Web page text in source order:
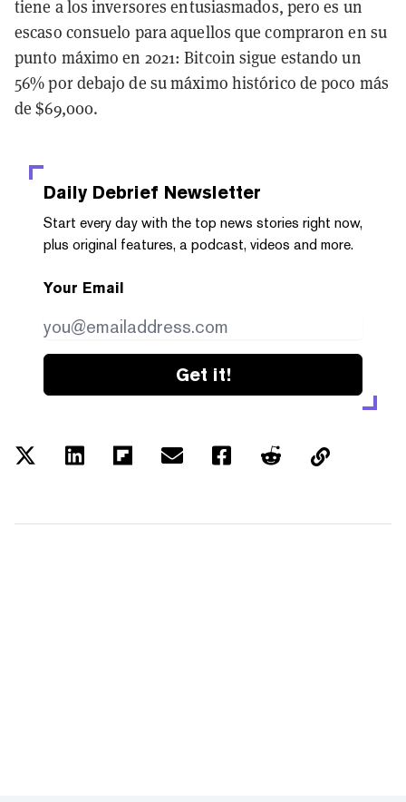
tiene a los inversores entusiasmados, pero es un
escaso consuelo para aquellos que compraron en su
punto máximo en 2021: Bitcoin sigue estando un
56% por debajo de su máximo histórico de poco más
de $69,000.
Daily Debrief Newsletter
Start every day with the top news stories right now,
plus original features, a podcast, videos and more.
Your Email
Get it!